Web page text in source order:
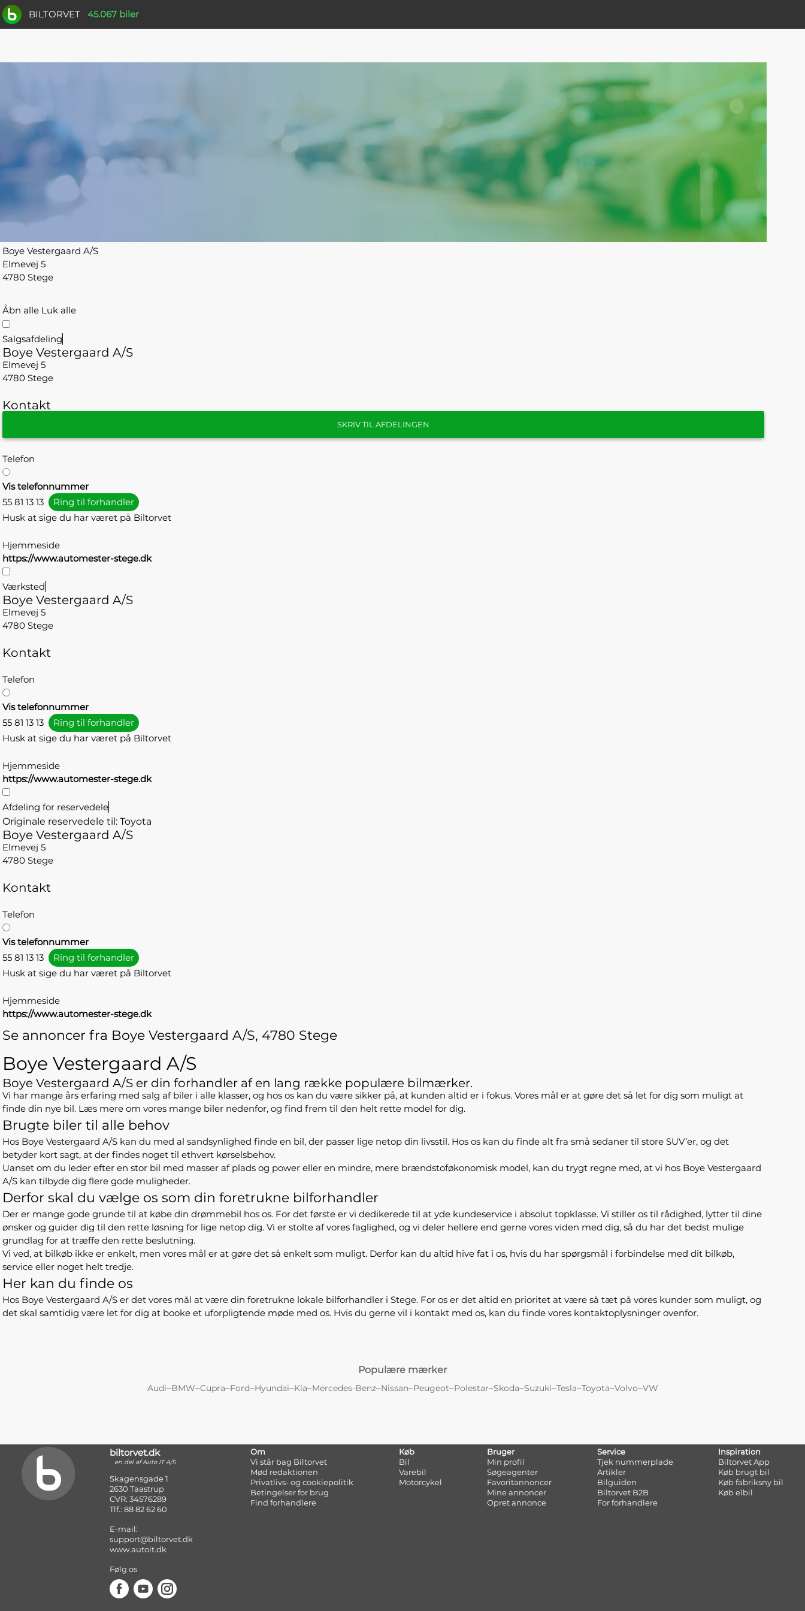
BILTORVET 45.067 biler
Boye Vestergaard A/S
Elmevej 5
4780 Stege
Åbn alle Luk alle
Salgsafdeling
Boye Vestergaard A/S
Elmevej 5
4780 Stege
Kontakt
SKRIV TIL AFDELINGEN
Telefon
Vis telefonnummer
55 81 13 13
Ring til forhandler
Husk at sige du har været på Biltorvet
Hjemmeside
https://www.automester-stege.dk
Værksted
Boye Vestergaard A/S
Elmevej 5
4780 Stege
Kontakt
Telefon
Vis telefonnummer
55 81 13 13
Ring til forhandler
Husk at sige du har været på Biltorvet
Hjemmeside
https://www.automester-stege.dk
Afdeling for reservedele
Originale reservedele til: Toyota
Boye Vestergaard A/S
Elmevej 5
4780 Stege
Kontakt
Telefon
Vis telefonnummer
55 81 13 13
Ring til forhandler
Husk at sige du har været på Biltorvet
Hjemmeside
https://www.automester-stege.dk
Se annoncer fra Boye Vestergaard A/S, 4780 Stege
Boye Vestergaard A/S
Boye Vestergaard A/S er din forhandler af en lang række populære bilmærker.
Vi har mange års erfaring med salg af biler i alle klasser, og hos os kan du være sikker på, at kunden altid er i fokus. Vores mål er at gøre det så let for dig som muligt at
finde din nye bil. Læs mere om vores mange biler nedenfor, og find frem til den helt rette model for dig.
Brugte biler til alle behov
Hos Boye Vestergaard A/S kan du med al sandsynlighed finde en bil, der passer lige netop din livsstil. Hos os kan du finde alt fra små sedaner til store SUV’er, og det
betyder kort sagt, at der findes noget til ethvert kørselsbehov.
Uanset om du leder efter en stor bil med masser af plads og power eller en mindre, mere brændstoføkonomisk model, kan du trygt regne med, at vi hos Boye Vestergaard
A/S kan tilbyde dig flere gode muligheder.
Derfor skal du vælge os som din foretrukne bilforhandler
Der er mange gode grunde til at købe din drømmebil hos os. For det første er vi dedikerede til at yde kundeservice i absolut topklasse. Vi stiller os til rådighed, lytter til dine
ønsker og guider dig til den rette løsning for lige netop dig. Vi er stolte af vores faglighed, og vi deler hellere end gerne vores viden med dig, så du har det bedst mulige
grundlag for at træffe den rette beslutning.
Vi ved, at bilkøb ikke er enkelt, men vores mål er at gøre det så enkelt som muligt. Derfor kan du altid hive fat i os, hvis du har spørgsmål i forbindelse med dit bilkøb,
service eller noget helt tredje.
Her kan du finde os
Hos Boye Vestergaard A/S er det vores mål at være din foretrukne lokale bilforhandler i Stege. For os er det altid en prioritet at være så tæt på vores kunder som muligt, og
det skal samtidig være let for dig at booke et uforpligtende møde med os. Hvis du gerne vil i kontakt med os, kan du finde vores kontaktoplysninger ovenfor.
Populære mærker
Audi–BMW–Cupra–Ford–Hyundai–Kia–Mercedes-Benz–Nissan–Peugeot–Polestar–Skoda–Suzuki–Tesla–Toyota–Volvo–VW
Om
Vi står bag Biltorvet
Mød redaktionen
Privatlivs- og cookiepolitik
Betingelser for brug
Find forhandlere
Køb
Bil
Varebil
Motorcykel
Bruger
Min profil
Søgeagenter
Favoritannoncer
Mine annoncer
Opret annonce
Service
Tjek nummerplade
Artikler
Bilguiden
Biltorvet B2B
For forhandlere
Inspiration
Biltorvet App
Køb brugt bil
Køb fabriksny bil
Køb elbil
biltorvet.dk
en del af Auto IT A/S
Skagensgade 1
2630 Taastrup
CVR: 34576289
Tlf.: 88 82 62 60
E-mail:
support@biltorvet.dk
www.autoit.dk
Følg os